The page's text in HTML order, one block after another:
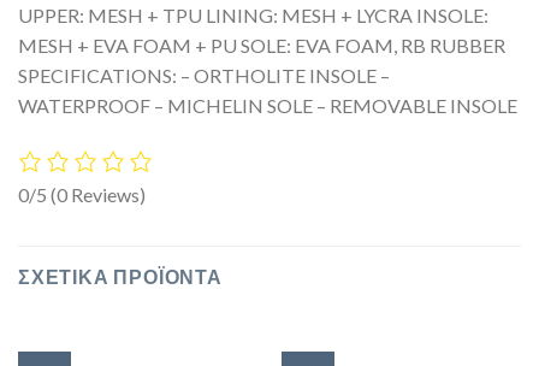
UPPER: MESH + TPU LINING: MESH + LYCRA INSOLE:
MESH + EVA FOAM + PU SOLE: EVA FOAM, RB RUBBER
SPECIFICATIONS: – ORTHOLITE INSOLE –
WATERPROOF – MICHELIN SOLE – REMOVABLE INSOLE
0/5 (0 Reviews)
ΣΧΕΤΙΚΆ ΠΡΟΪΌΝΤΑ